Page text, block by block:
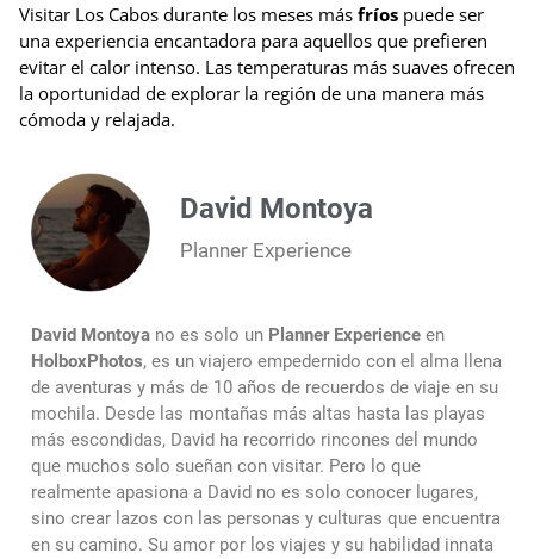
Visitar Los Cabos durante los meses más fríos puede ser
una experiencia encantadora para aquellos que prefieren
evitar el calor intenso. Las temperaturas más suaves ofrecen
la oportunidad de explorar la región de una manera más
cómoda y relajada.
David Montoya
Planner Experience
David Montoya no es solo un Planner Experience en
HolboxPhotos, es un viajero empedernido con el alma llena
de aventuras y más de 10 años de recuerdos de viaje en su
mochila. Desde las montañas más altas hasta las playas
más escondidas, David ha recorrido rincones del mundo
que muchos solo sueñan con visitar. Pero lo que
realmente apasiona a David no es solo conocer lugares,
sino crear lazos con las personas y culturas que encuentra
en su camino. Su amor por los viajes y su habilidad innata